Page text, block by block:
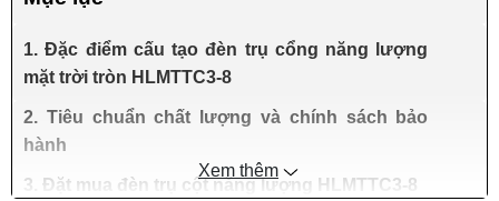
1. Đặc điểm cấu tạo đèn trụ cổng năng lượng
mặt trời tròn HLMTTC3-8
2. Tiêu chuẩn chất lượng và chính sách bảo
hành
3. Đặt mua đèn trụ cột năng lượng HLMTTC3-8
Xem thêm